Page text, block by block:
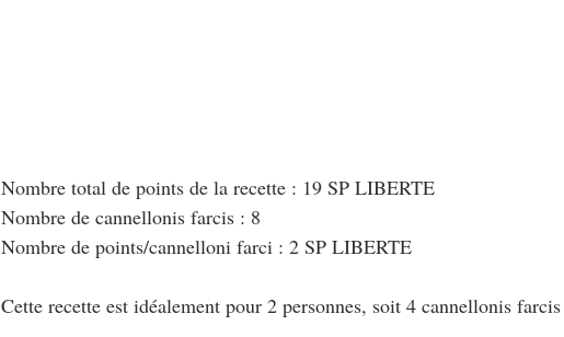
Nombre total de points de la recette : 19 SP LIBERTE
Nombre de cannellonis farcis : 8
Nombre de points/cannelloni farci : 2 SP LIBERTE
Cette recette est idéalement pour 2 personnes, soit 4 cannellonis